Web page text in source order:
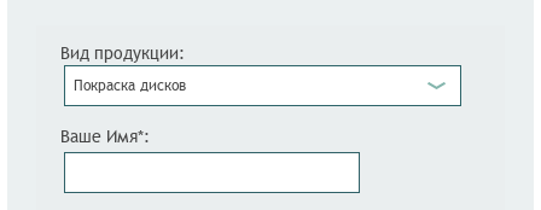
Вид продукции:
Покраска дисков
Ваше Имя*: